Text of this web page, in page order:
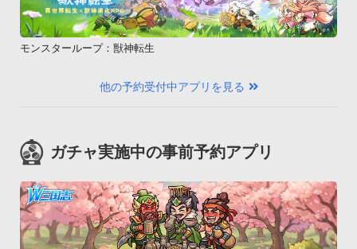
モンスターループ：獣神転生
他の予約受付中アプリを見る
ガチャ実施中の事前予約アプリ